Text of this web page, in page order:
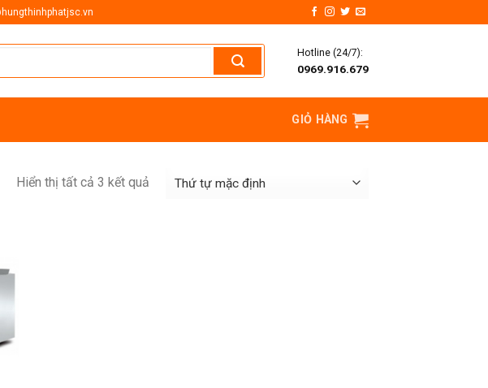
Hotline (24/7):
0969.916.679
GIỎ HÀNG
Hiển thị tất cả 3 kết quả